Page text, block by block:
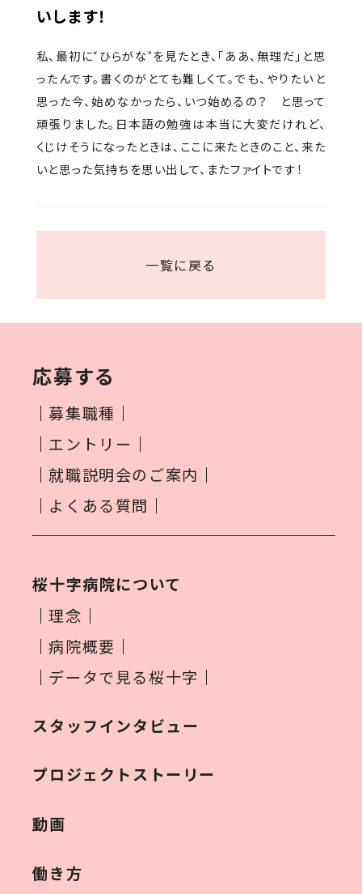
いします！
私、最初に“ひらがな”を見たとき、「ああ、無理だ」と思
ったんです。書くのがとても難しくて。でも、やりたいと
思った今、始めなかったら、いつ始めるの？ と思って
頑張りました。日本語の勉強は本当に大変だけれど、
くじけそうになったときは、ここに来たときのこと、来た
いと思った気持ちを思い出して、またファイトです！
一覧に戻る
応募する
募集職種
エントリー
就職説明会のご案内
よくある質問
桜十字病院について
理念
病院概要
データで見る桜十字
スタッフインタビュー
プロジェクトストーリー
動画
働き方